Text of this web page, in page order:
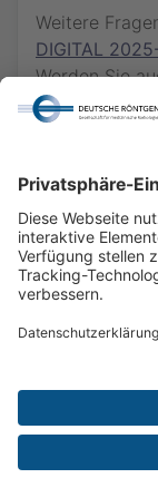
Weitere
DIGITAL
Werden Sie
gern via
Sie eine E-